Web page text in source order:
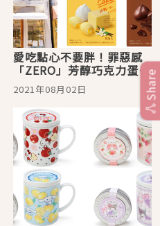
愛吃點心不要胖！罪惡感
「ZERO」芳醇巧克力蛋
糕、奶油餅乾吃得美味又
安心
2021年08月02日 Share